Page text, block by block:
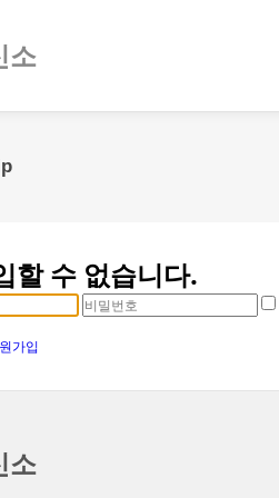
소
할 수 없습니다.
가입
소